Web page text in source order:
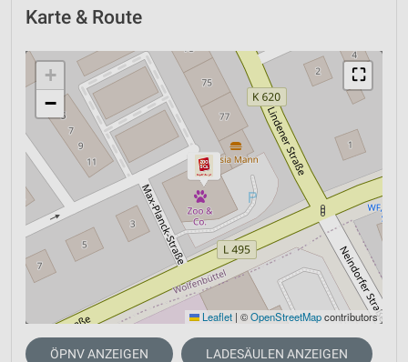
Karte & Route
⛶
+
−
Leaflet | ©OpenStreetMapcontributors
ÖPNV ANZEIGEN LADESÄULEN ANZEIGEN